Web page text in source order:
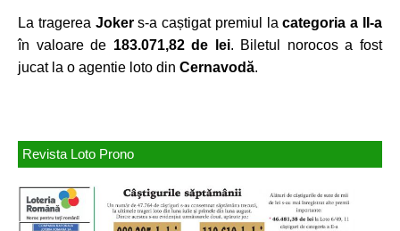
La tragerea Jokers-a caștigat premiul la categoria a II-a
în valoare de 183.071,82 de lei. Biletul norocos a fost
jucat la o agentie loto din Cernavodă.
Revista Loto Prono